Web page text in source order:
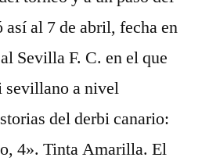
así al 7 de abril, fecha en
Sevilla F. C. en el que
sevillano a nivel
del derbi canario:
4». Tinta Amarilla. El